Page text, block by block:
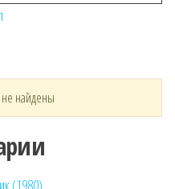
найдены
(1980)